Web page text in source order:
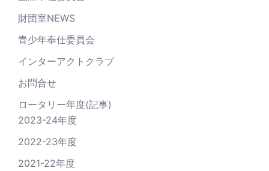
財団室NEWS
青少年奉仕委員会
インターアクトクラブ
お問合せ
ロータリー年度(記事)
2023-24年度
2022-23年度
2021-22年度